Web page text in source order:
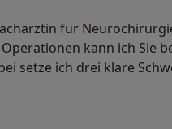
für
kann ich Sie
setze ich drei klare